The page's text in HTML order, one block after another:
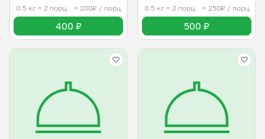
0.5 кг ≈ 2 порц. ≈ 200₽ / порц.
400 ₽
0.5 кг ≈ 2 порц. ≈ 250₽ / порц.
500 ₽